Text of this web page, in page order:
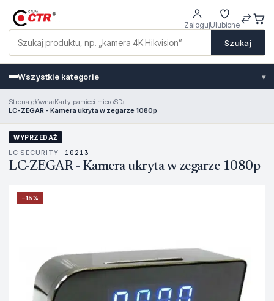
Szukaj
ZalogujUlubione
Wszystkie kategorie ▾
Strona główna›Karty pamieci microSD›
LC-ZEGAR - Kamera ukryta w zegarze 1080p
WYPRZEDAŻ
LC SECURITY · 10213
LC-ZEGAR - Kamera ukryta w zegarze 1080p
−15%